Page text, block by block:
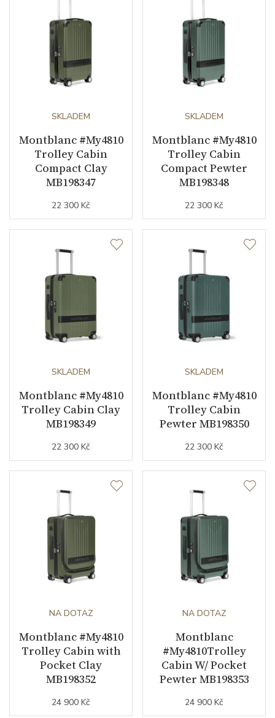
SKLADEM
Montblanc #My4810
Trolley Cabin
Compact Clay
MB198347
22 300 Kč
SKLADEM
Montblanc #My4810
Trolley Cabin
Compact Pewter
MB198348
22 300 Kč
SKLADEM
Montblanc #My4810
Trolley Cabin Clay
MB198349
22 300 Kč
SKLADEM
Montblanc #My4810
Trolley Cabin
Pewter MB198350
22 300 Kč
NA DOTAZ
Montblanc #My4810
Trolley Cabin with
Pocket Clay
MB198352
24 900 Kč
NA DOTAZ
Montblanc
#My4810Trolley
Cabin W/ Pocket
Pewter MB198353
24 900 Kč